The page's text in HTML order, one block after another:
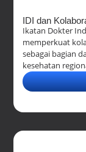
IDI dan
Ikatan Dokter
memperkuat
sebagai bagian
kesehatan